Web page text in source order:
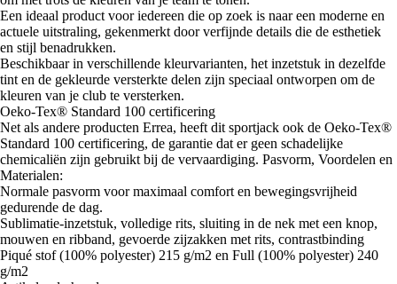
Een ideaal product voor iedereen die op zoek is naar een moderne en
actuele uitstraling, gekenmerkt door verfijnde details die de esthetiek
en stijl benadrukken.
Beschikbaar in verschillende kleurvarianten, het inzetstuk in dezelfde
tint en de gekleurde versterkte delen zijn speciaal ontworpen om de
kleuren van je club te versterken.
Oeko-Tex® Standard 100 certificering
Net als andere producten Errea, heeft dit sportjack ook de Oeko-Tex®
Standard 100 certificering, de garantie dat er geen schadelijke
chemicaliën zijn gebruikt bij de vervaardiging. Pasvorm, Voordelen en
Materialen:
Normale pasvorm voor maximaal comfort en bewegingsvrijheid
gedurende de dag.
Sublimatie-inzetstuk, volledige rits, sluiting in de nek met een knop,
mouwen en ribband, gevoerde zijzakken met rits, contrastbinding
Piqué stof (100% polyester) 215 g/m2 en Full (100% polyester) 240
g/m2